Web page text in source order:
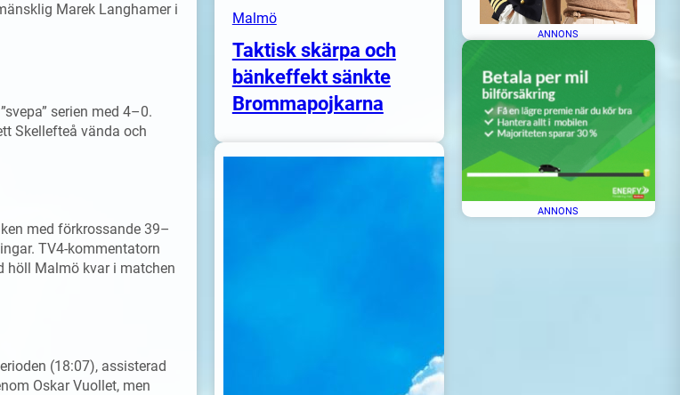
Marek Langhamer i
serien med 4–0.
Skellefteå vända och
med förkrossande 39–
TV4-kommentatorn
höll Malmö kvar i matchen
(18:07), assisterad
Oskar Vuollet, men
Malmö
Taktisk skärpa och
bänkeffekt sänkte
Brommapojkarna
ANNONS
ANNONS